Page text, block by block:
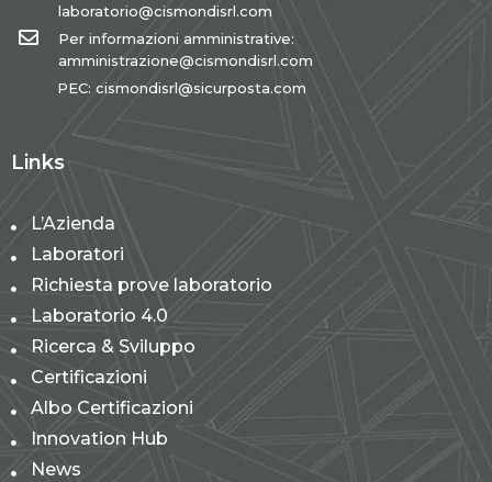
laboratorio@cismondisrl.com
Per informazioni amministrative:
amministrazione@cismondisrl.com
PEC: cismondisrl@sicurposta.com
Links
L’Azienda
Laboratori
Richiesta prove laboratorio
Laboratorio 4.0
Ricerca & Sviluppo
Certificazioni
Albo Certificazioni
Innovation Hub
News